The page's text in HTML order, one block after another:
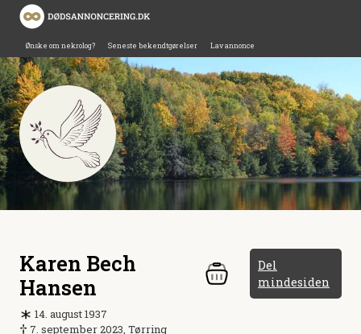
Ønske om nekrolog? Seneste bekendtgørelser Lav annonce
Karen Bech
Hansen
Del
mindesiden
14. august 1937
7. september 2023, Tørring